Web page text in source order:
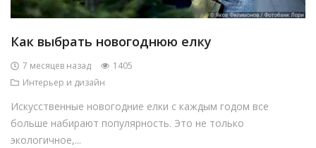
Как выбрать новогоднюю елку
7 месяцев назад
1405
Интерьер и дизайн
Искусственные новогодние елки с каждым годом все
больше набирают популярность. Это не только
экологичное,...